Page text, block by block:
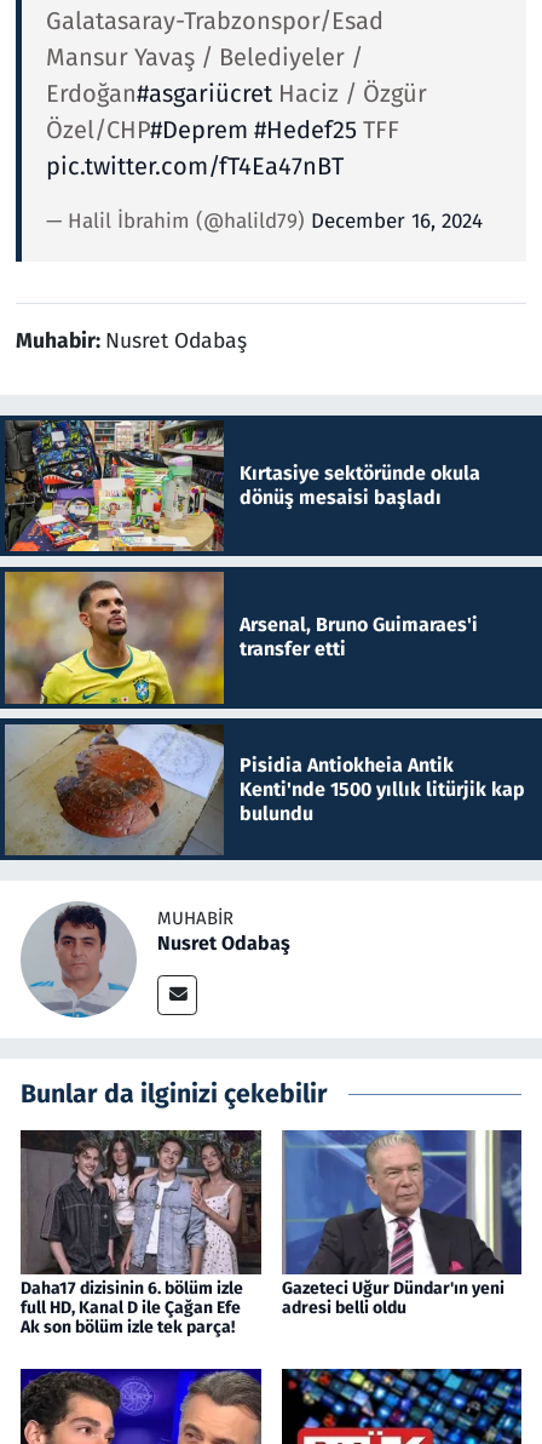
Galatasaray-Trabzonspor/Esad
Mansur Yavaş / Belediyeler /
Erdoğan#asgariücretHaciz / Özgür
Özel/CHP#Deprem #Hedef25 TFF
pic.twitter.com/fT4Ea47nBT
— Halil İbrahim (@halild79) December 16, 2024
Muhabir: Nusret Odabaş
Kırtasiye sektöründe okula
dönüş mesaisi başladı
Arsenal, Bruno Guimaraes'i
transfer etti
Pisidia Antiokheia Antik
Kenti'nde 1500 yıllık litürjik kap
bulundu
MUHABIR
Nusret Odabaş
Bunlar da ilginizi çekebilir
Daha17 dizisinin 6. bölüm izle
full HD, Kanal D ile Çağan Efe
Ak son bölüm izle tek parça!
Gazeteci Uğur Dündar'ın yeni
adresi belli oldu